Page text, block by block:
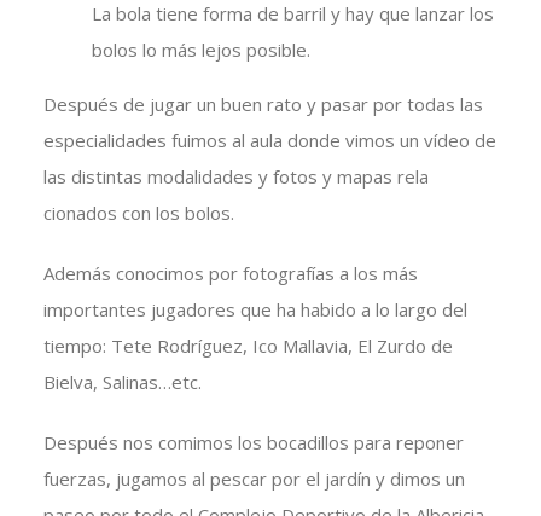
La bola tiene forma de barril y hay que lanzar los
bolos lo más lejos posible.
Después de jugar un buen rato y pasar por todas las
especialidades fuimos al aula donde vimos un vídeo de
las distintas modalidades y fotos y mapas rela
cionados con los bolos.
Además conocimos por fotografías a los más
importantes jugadores que ha habido a lo largo del
tiempo: Tete Rodríguez, Ico Mallavia, El Zurdo de
Bielva, Salinas…etc.
Después nos comimos los bocadillos para reponer
fuerzas, jugamos al pescar por el jardín y dimos un